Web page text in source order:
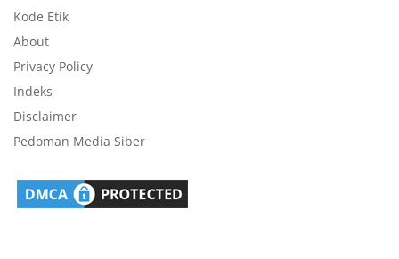
Kode Etik
About
Privacy Policy
Indeks
Disclaimer
Pedoman Media Siber